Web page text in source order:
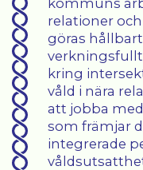
relationer
göras
kring
våld i nära
att jobba
som främjar
integrerade